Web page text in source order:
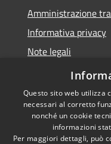
Amministrazione
Informativa privacy
Note legali
Dichiarazione di
Questo sito web utilizza
necessari al corretto
nonché un cookie
informazioni
Per maggiori dettagli, può